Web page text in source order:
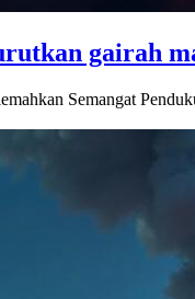
gairah
Semangat